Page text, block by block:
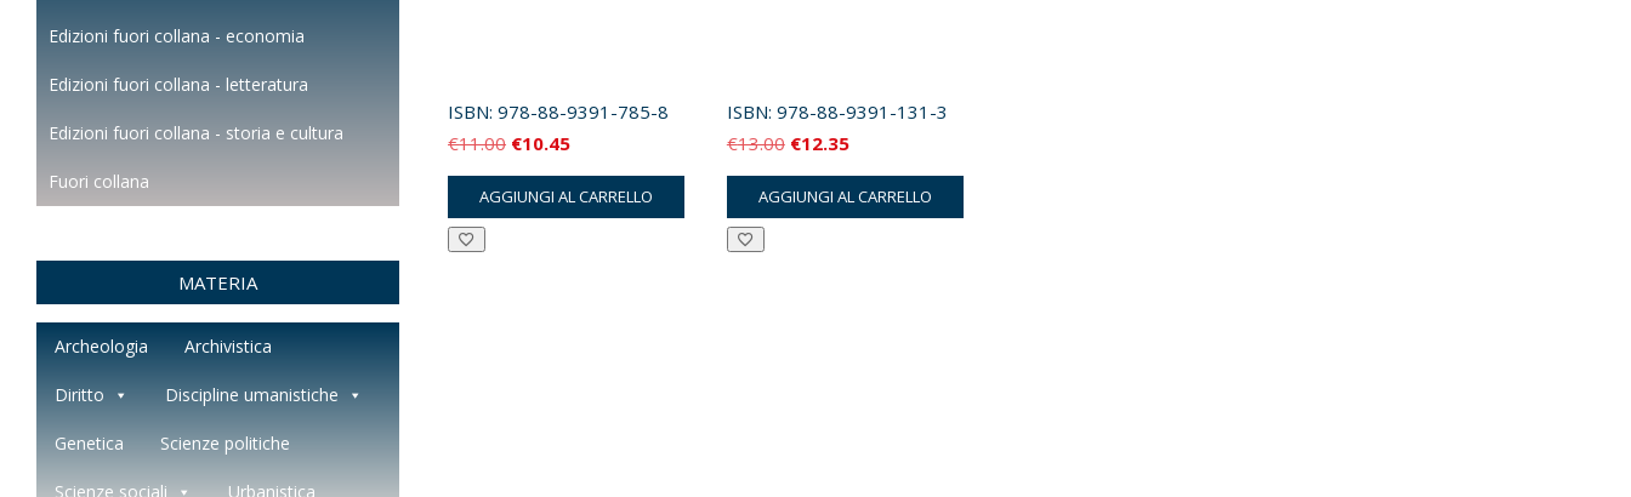
ISBN:978-88-9391-785-8
€11.00 Il
prezzo
originale
€10.45Il
prezzo
attuale
AGGIUNGI AL CARRELLO
ISBN: 978-88-9391-131-3
€13.00 Il
prezzo
originale
€12.35Il
prezzo
attuale
AGGIUNGI AL CARRELLO
Edizioni fuori collana - economia
Edizioni fuori collana - letteratura
Edizioni fuori collana - storia e cultura
Fuori collana
MATERIA
Archeologia Archivistica
Diritto Discipline umanistiche
Genetica Scienze politiche
Scienze sociali Urbanistica